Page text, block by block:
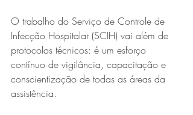
O trabalho do Serviço de Controle de
Infecção Hospitalar (SCIH) vai além de
protocolos técnicos: é um esforço
contínuo de vigilância, capacitação e
conscientização de todas as áreas da
assistência.